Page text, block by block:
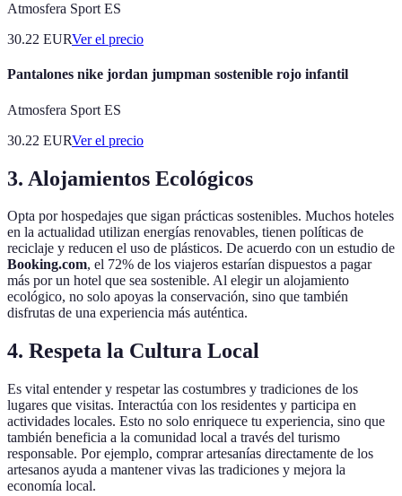
Atmosfera Sport ES
30.22 EURVer el precio
Pantalones nike jordan jumpman sostenible rojo infantil
Atmosfera Sport ES
30.22 EURVer el precio
3. Alojamientos Ecológicos
Opta por hospedajes que sigan prácticas sostenibles. Muchos hoteles
en la actualidad utilizan energías renovables, tienen políticas de
reciclaje y reducen el uso de plásticos. De acuerdo con un estudio de
Booking.com, el 72% de los viajeros estarían dispuestos a pagar
más por un hotel que sea sostenible. Al elegir un alojamiento
ecológico, no solo apoyas la conservación, sino que también
disfrutas de una experiencia más auténtica.
4. Respeta la Cultura Local
Es vital entender y respetar las costumbres y tradiciones de los
lugares que visitas. Interactúa con los residentes y participa en
actividades locales. Esto no solo enriquece tu experiencia, sino que
también beneficia a la comunidad local a través del turismo
responsable. Por ejemplo, comprar artesanías directamente de los
artesanos ayuda a mantener vivas las tradiciones y mejora la
economía local.